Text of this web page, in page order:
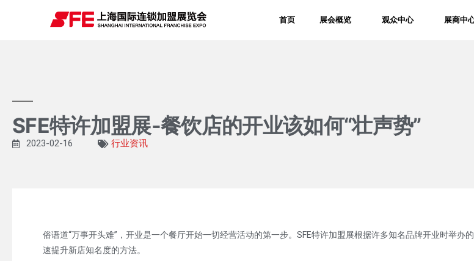
首页 展会概览 观众中心 展商中
SFE特许加盟展-餐饮店的开业该如何“壮声势”
2023-02-16 行业资讯
俗语道“万事开头难”，开业是一个餐厅开始一切经营活动的第一步。SFE特许加盟展根据许多知名品牌开业时举办
速提升新店知名度的方法。